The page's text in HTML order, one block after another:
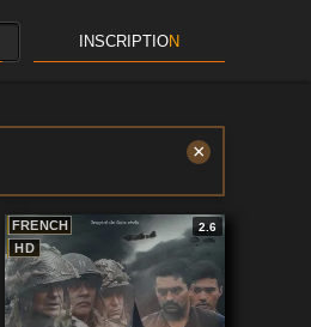
INSCRIPTION
×
HD
FRENCH 2.6